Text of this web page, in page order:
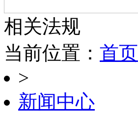
相关法规
当前位置： 首页
>
新闻中心